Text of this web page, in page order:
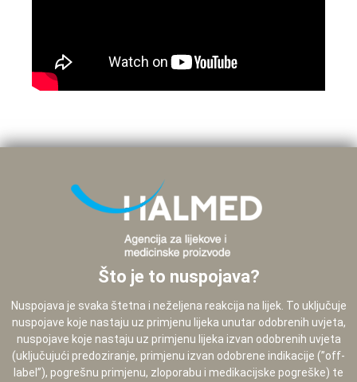
Što je to nuspojava?
Nuspojava je svaka štetna i neželjena reakcija na lijek. To uključuje
nuspojave koje nastaju uz primjenu lijeka unutar odobrenih uvjeta,
nuspojave koje nastaju uz primjenu lijeka izvan odobrenih uvjeta
(uključujući predoziranje, primjenu izvan odobrene indikacije (”off-
label”), pogrešnu primjenu, zloporabu i medikacijske pogreške) te